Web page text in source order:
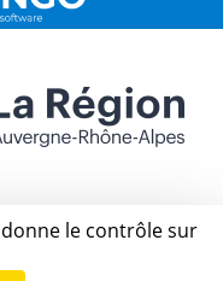
le contrôle sur